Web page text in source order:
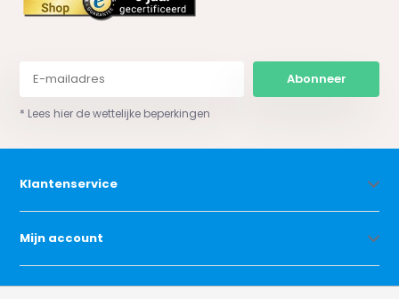
Abonneer
* Lees hier de wettelijke beperkingen
Klantenservice
Mijn account
Categorieën